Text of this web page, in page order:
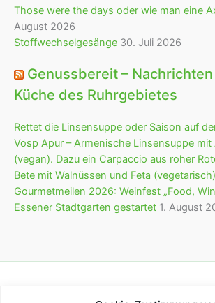
Those were the days oder wie man eine
August 2026
Stoffwechselgesänge 30. Juli 2026
Genussbereit –
Küche des Ruhrgebietes
Rettet die Linsensuppe oder Saison auf
Vosp Apur – Armenische Linsensuppe mit
(vegan). Dazu ein Carpaccio aus roher
Bete mit Walnüssen und Feta
Gourmetmeilen 2026: Weinfest „Food,
Essener Stadtgarten gestartet 1. August